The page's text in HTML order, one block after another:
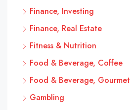
Finance, Investing
Finance, Real Estate
Fitness & Nutrition
Food & Beverage, Coffee
Food & Beverage, Gourmet
Gambling